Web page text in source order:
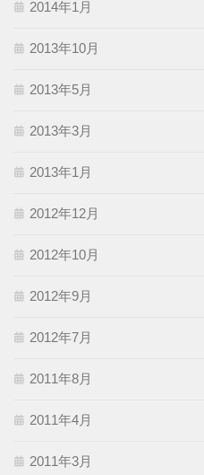
2014年1月
2013年10月
2013年5月
2013年3月
2013年1月
2012年12月
2012年10月
2012年9月
2012年7月
2011年8月
2011年4月
2011年3月